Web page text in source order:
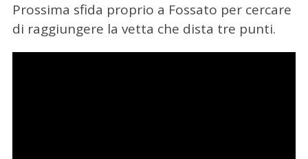
Prossima sfida proprio a Fossato per cercare
di raggiungere la vetta che dista tre punti.